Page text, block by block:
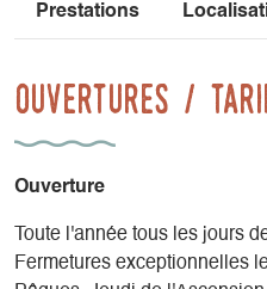
de village...
Prestations
Ouvertures /
Ouverture
Toute l'année tous les jours
Fermetures exceptionnelles